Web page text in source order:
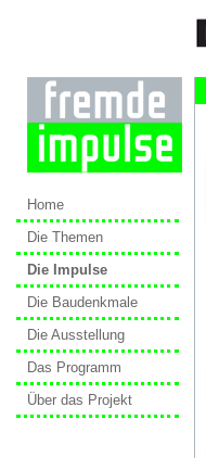
Home
Die Themen
Die Impulse
Die Baudenkmale
Die Ausstellung
Das Programm
Über das Projekt